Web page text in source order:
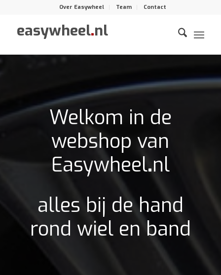
Over Easywheel Team Contact
easywheel.nl
Welkom in de
webshop van
Easywheel.nl
alles bij de hand
rond wiel en band